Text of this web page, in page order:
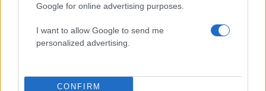
Google for online advertising purposes.
I want to allow Google to send me
personalized advertising.
CONFIRM